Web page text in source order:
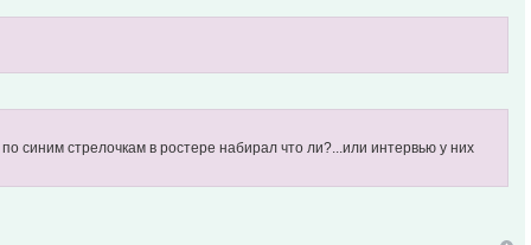
синим стрелочкам в ростере набирал что ли?...или интервью у них